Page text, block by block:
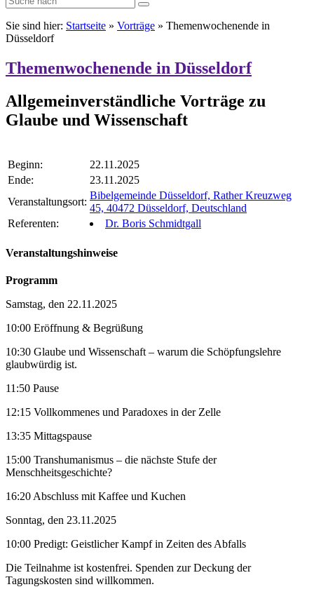
Sie sind hier: Startseite » Vorträge » Themenwochenende in
Düsseldorf
Themenwochenende in Düsseldorf
Allgemeinverständliche Vorträge zu
Glaube und Wissenschaft
Beginn:
22.11.2025
Ende:
23.11.2025
Veranstaltungsort:
Bibelgemeinde Düsseldorf, Rather Kreuzweg
45, 40472 Düsseldorf, Deutschland
Referenten:
Dr. Boris Schmidtgall
Veranstaltungshinweise
Programm
Samstag, den 22.11.2025
10:00 Eröffnung & Begrüßung
10:30 Glaube und Wissenschaft – warum die Schöpfungslehre
glaubwürdig ist.
11:50 Pause
12:15 Vollkommenes und Paradoxes in der Zelle
13:35 Mittagspause
15:00 Transhumanismus – die nächste Stufe der
Menschheitsgeschichte?
16:20 Abschluss mit Kaffee und Kuchen
Sonntag, den 23.11.2025
10:00 Predigt: Geistlicher Kampf in Zeiten des Abfalls
Die Teilnahme ist kostenfrei. Spenden zur Deckung der
Tagungskosten sind willkommen.